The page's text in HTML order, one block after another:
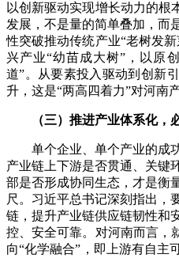
以创新驱动实现增长动力的根
发展，不是量的简单叠加，
性突破推动传统产业“老树发
兴产业“幼苗成大树”，以原
道”。从要素投入驱动到创新
升，这是“两高四着力”对河南
（三）推进产业体系化，
单个企业、单个产业的成
产业链上下游是否贯通、关键
部是否形成协同生态，才是衡
尺。习近平总书记深刻指出，
链，提升产业链供应链韧性和
控、安全可靠。对河南而言，
向“化学融合”，即上游有自主